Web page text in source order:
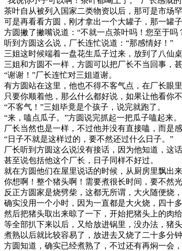
茶叶自从被列入国家二类物资以后，那可是市场
可是再看看方圆，刚才拿出一个大罐子，那一罐子
方圆撇了撇嘴说道：“不就一点茶叶吗！您至于
听到方圆这么说，厂长连忙说道：“那感情好！”
三姐这时候端着一盘花生瓜子过来，放到了八仙桌
三姐和方圆不一样，方圆可以把厂长不当回事，
“谢谢！”厂长连忙对三姐道谢。
有方圆站在这里，他也不得不客气点，在厂长眼
只要你顺着他，那么什么都好说，如果让他看你
“不客气！”三姐毕竟是个孩子，说完就跑了。
“来，嗑点瓜子。”方圆说完抓起一把瓜子嗑起来。
厂长当然也是一样，不过他并没有直接嗑，而是
“日子不就是这样过的，要不然还过什么日子。”
厂长听到方圆这么说没有接话，因为他知道，这
甚至说包括他这个厂长，日子同样不好过。
就在方圆他们在屋里说话的时候，从厨房里飘出
你想啊！整个猪头啊！需要煮很长时间，要不然
反正方圆家是烧劈柴，这都无所谓，大火随便烧
确实没用一个小时，因为一直都是大火烧，四十
然后把猪头取出来晾了一下，开始把猪头上的肉
等全部扒下来以后，又给放进锅里，没办法，猪
煮熟以后就比较容易了，放进去又烧了二十多分
方圆知道，确实已经煮熟了，不过还有再焖一会